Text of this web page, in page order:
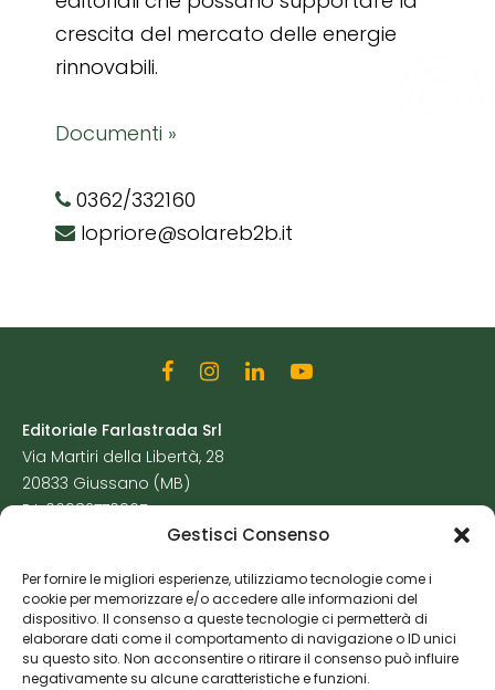
Gestisci Consenso
Per fornire le migliori esperienze, utilizziamo tecnologie come i
cookie per memorizzare e/o accedere alle informazioni del
dispositivo. Il consenso a queste tecnologie ci permetterà di
elaborare dati come il comportamento di navigazione o ID unici
su questo sito. Non acconsentire o ritirare il consenso può influire
negativamente su alcune caratteristiche e funzioni.
crescita del mercato delle energie
rinnovabili.
Documenti »
0362/332160
lopriore@solareb2b.it
Editoriale Farlastrada Srl
Via Martiri della Libertà, 28
20833 Giussano (MB)
P.I. 06982770965
Cookie Policy
Risorse Aggiuntive